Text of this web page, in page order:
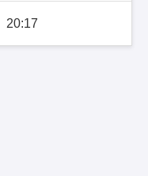
20:17